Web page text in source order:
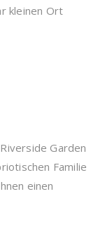
kleinen Ort
Garden
Familie
einen